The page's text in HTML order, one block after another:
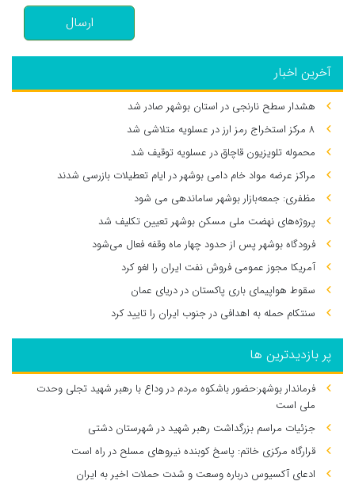
ارسال
آخرین اخبار
هشدار سطح نارنجی در استان بوشهر صادر شد
۸ مرکز استخراج رمز ارز در عسلویه متلاشی شد
محموله تلویزیون قاچاق در عسلویه توقیف شد
مراکز عرضه مواد خام دامی بوشهر در ایام تعطیلات بازرسی شدند
مظفری: جمعه‌بازار بوشهر ساماندهی می‌ شود
پروژه‌های نهضت ملی مسکن بوشهر تعیین تکلیف شد
فرودگاه بوشهر پس از حدود چهار ماه وقفه فعال می‌شود
آمریکا مجوز عمومی فروش نفت ایران را لغو کرد
سقوط هواپیمای باری پاکستان در دریای عمان
سنتکام حمله به اهدافی در جنوب ایران را تایید کرد
پر بازدیدترین ها
فرماندار بوشهر:حضور باشکوه مردم در وداع با رهبر شهید تجلی وحدت
ملی است
جزئیات مراسم بزرگداشت رهبر شهید در شهرستان دشتی
قرارگاه مرکزی خاتم: پاسخ کوبنده نیروهای مسلح در راه است
ادعای آکسیوس درباره وسعت و شدت حملات اخیر به ایران